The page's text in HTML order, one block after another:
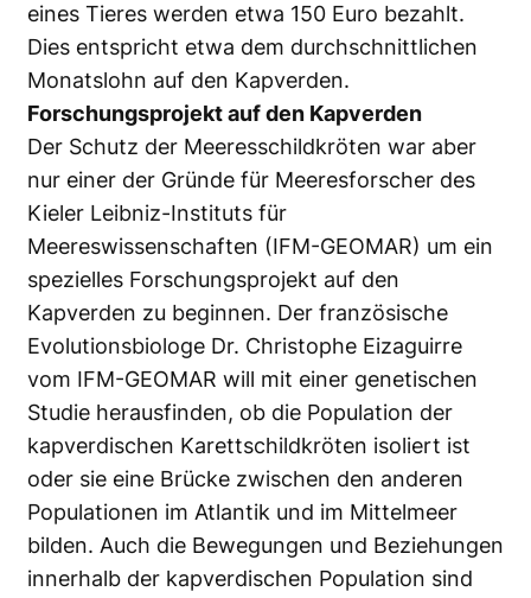
eines Tieres werden etwa 150 Euro bezahlt.
Dies entspricht etwa dem durchschnittlichen
Monatslohn auf den Kapverden.
Forschungsprojekt auf den Kapverden
Der Schutz der Meeresschildkröten war aber
nur einer der Gründe für Meeresforscher des
Kieler Leibniz-Instituts für
Meereswissenschaften (IFM-GEOMAR) um ein
spezielles Forschungsprojekt auf den
Kapverden zu beginnen. Der französische
Evolutionsbiologe Dr. Christophe Eizaguirre
vom IFM-GEOMAR will mit einer genetischen
Studie herausfinden, ob die Population der
kapverdischen Karettschildkröten isoliert ist
oder sie eine Brücke zwischen den anderen
Populationen im Atlantik und im Mittelmeer
bilden. Auch die Bewegungen und Beziehungen
innerhalb der kapverdischen Population sind